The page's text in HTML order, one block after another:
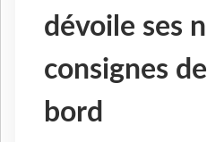
dévoile ses
consignes
bord